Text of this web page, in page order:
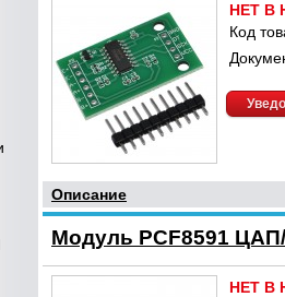
НЕТ В
Код
Описание
Модуль PCF8591
НЕТ В